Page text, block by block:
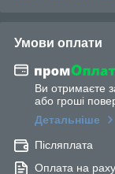
Умови оплати
Ви отримаєте
або гроші
Детальніше
Післяплата
Оплата на